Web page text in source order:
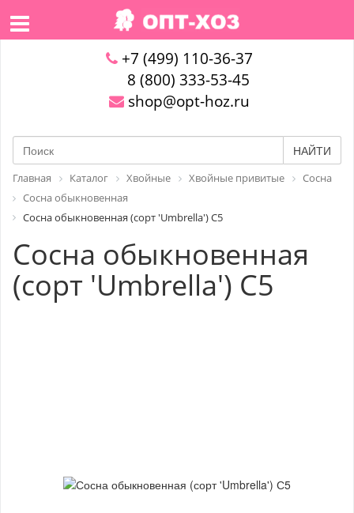
+7 (499) 110-36-37
8 (800) 333-53-45
shop@opt-hoz.ru
НАЙТИ
Главная Каталог Хвойные Хвойные привитые
Сосна
Сосна обыкновенная
Сосна обыкновенная (сорт 'Umbrella') С5
Сосна обыкновенная
(сорт 'Umbrella') С5